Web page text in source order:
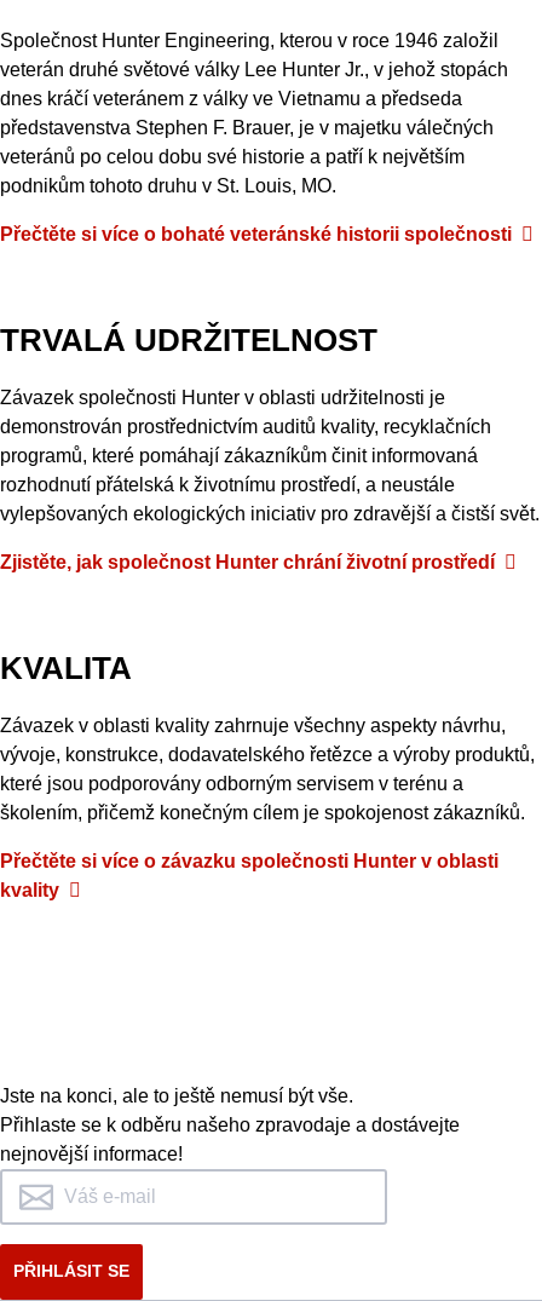
Společnost Hunter Engineering, kterou v roce 1946 založil
veterán druhé světové války Lee Hunter Jr., v jehož stopách
dnes kráčí veteránem z války ve Vietnamu a předseda
představenstva Stephen F. Brauer, je v majetku válečných
veteránů po celou dobu své historie a patří k největším
podnikům tohoto druhu v St. Louis, MO.
Přečtěte si více o bohaté veteránské historii společnosti
TRVALÁ UDRŽITELNOST
Závazek společnosti Hunter v oblasti udržitelnosti je
demonstrován prostřednictvím auditů kvality, recyklačních
programů, které pomáhají zákazníkům činit informovaná
rozhodnutí přátelská k životnímu prostředí, a neustále
vylepšovaných ekologických iniciativ pro zdravější a čistší svět.
Zjistěte, jak společnost Hunter chrání životní prostředí
KVALITA
Závazek v oblasti kvality zahrnuje všechny aspekty návrhu,
vývoje, konstrukce, dodavatelského řetězce a výroby produktů,
které jsou podporovány odborným servisem v terénu a
školením, přičemž konečným cílem je spokojenost zákazníků.
Přečtěte si více o závazku společnosti Hunter v oblasti
kvality
Jste na konci, ale to ještě nemusí být vše.
Přihlaste se k odběru našeho zpravodaje a dostávejte
nejnovější informace!